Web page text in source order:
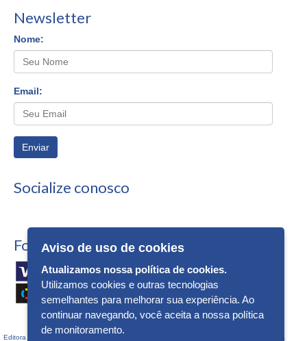
Newsletter
Nome:
Email:
Enviar
Socialize conosco
Formas de Pagamento
Editora da UFRGS - CNPJ n° 74.704.008/0001-75 - Rua Ramiro Barcelos, 2500 - SANTA
Aviso de uso de cookies
Atualizamos nossa política de cookies.
Utilizamos cookies e outras tecnologias
semelhantes para melhorar sua experiência. Ao
continuar navegando, você aceita a nossa política
de monitoramento.